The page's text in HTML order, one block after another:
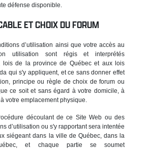
défense disponible.
ET CHOIX DU FORUM
d’utilisation ainsi que votre accès au
utilisation sont régis et interprétés
lois de la province de Québec et aux lois
qui s'y appliquent, et ce sans donner effet
principe ou règle de choix de forum ou
ce soit et sans égard à votre domicile, à
votre emplacement physique.
découlant de ce Site Web ou des
d’utilisation ou s'y rapportant sera intentée
siégeant dans la ville de Québec, dans la
et chaque partie se soumet